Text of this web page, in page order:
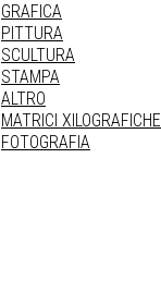
GRAFICA
PITTURA
SCULTURA
STAMPA
ALTRO
MATRICI XILOGRAFICHE
FOTOGRAFIA